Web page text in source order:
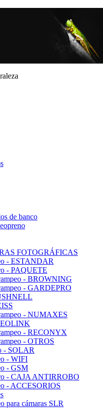
de banco
FOTOGRÁFICAS
- ESTANDAR
- PAQUETE
- BROWNING
- GARDEPRO
- NUMAXES
- RECONYX
- OTROS
- SOLAR
- WIFI
- GSM
- CAJA ANTIRROBO
- ACCESORIOS
para cámaras SLR